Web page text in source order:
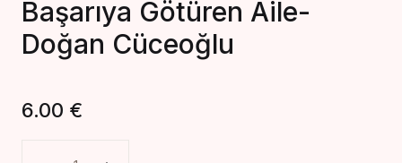
Create Account
Başarıya Götüren Aile-
Doğan Cüceoğlu
6.00 €